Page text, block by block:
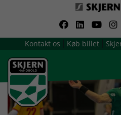
Kontakt os Køb billet
Om Skjern Håndbold
Ligatruppen